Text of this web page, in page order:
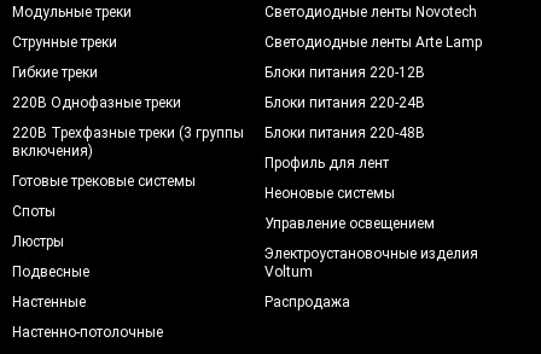
Модульные треки
Струнные треки
Гибкие треки
220В Однофазные треки
220В Трехфазные треки (3 группы
включения)
Готовые трековые системы
Споты
Люстры
Подвесные
Настенные
Настенно-потолочные
Светодиодные ленты Novotech
Светодиодные ленты Arte Lamp
Блоки питания 220-12В
Блоки питания 220-24В
Блоки питания 220-48В
Профиль для лент
Неоновые системы
Управление освещением
Электроустановочные изделия
Voltum
Распродажа